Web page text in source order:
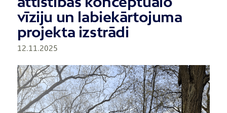
vīziju un labiekārtojuma
projekta izstrādi
12.11.2025